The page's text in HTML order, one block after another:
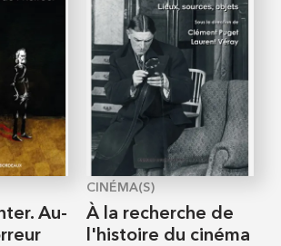
Au-
CINÉMA(S)
À la recherche de
l'histoire du cinéma